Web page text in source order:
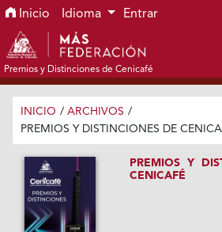
Ir al menú de navegación principal
Ir al contenido principal
Ir al pie de página del sitio
Inicio Idioma Entrar
Premios y Distinciones de Cenicafé
INICIO / ARCHIVOS /
PREMIOS Y DISTINCIONES DE
PREMIOS Y
CENICAFÉ